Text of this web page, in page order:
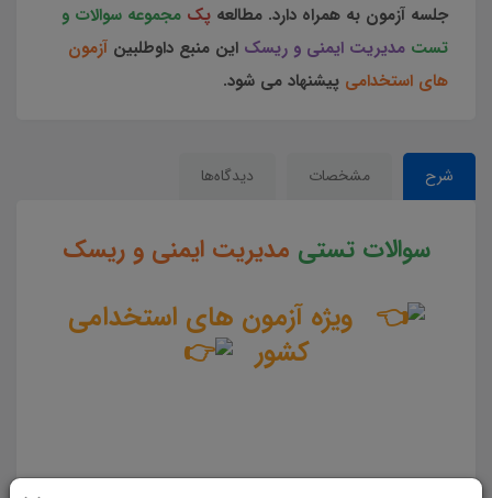
جلسه آزمون به همراه دارد. مطالعه پک مجموعه سوالات و
تست مدیریت ایمنی و ریسک این منبع داوطلبین آزمون
های استخدامی پیشنهاد می شود.
شرح مشخصات دیدگاه‌ها
سوالات تستی مدیریت ایمنی و ریسک
ویژه آزمون های استخدامی
کشور